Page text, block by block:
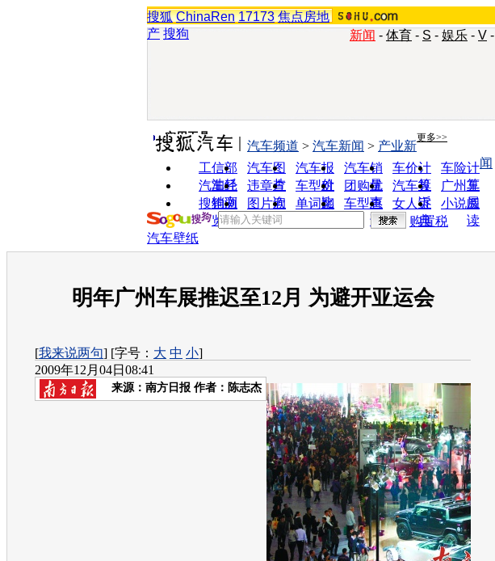
搜狐 ChinaRen 17173 焦点房地
产 搜狗 新闻 - 体育 - S - 娱乐 - V -
实用工具 更多>>
工信部
油耗
汽车图
片
汽车报
价
汽车销
量
车价计
算
车险计
算
汽车经
销商
违章查
询
车型对
比
团购优
惠
汽车投
诉
广州车
展
搜狗浏
览器
图片欣
赏
单词翻
车型查
询
女人宝
典
小说阅
读
汽车频道 > 汽车新闻 > 产业新
闻
购置税
汽车壁纸
明年广州车展推迟至12月 为避开亚运会
[我来说两句] [字号： 大 中 小]
2009年12月04日08:41
来源： 南方日报 作者：陈志杰